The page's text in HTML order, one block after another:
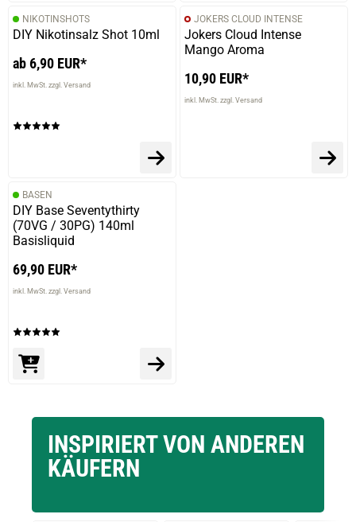
NIKOTINSHOTS
DIY Nikotinsalz Shot 10ml
ab 6,90 EUR*
inkl. MwSt. zzgl. Versand
JOKERS CLOUD INTENSE
Jokers Cloud Intense
Mango Aroma
10,90 EUR*
inkl. MwSt. zzgl. Versand
BASEN
DIY Base Seventythirty
(70VG / 30PG) 140ml
Basisliquid
69,90 EUR*
inkl. MwSt. zzgl. Versand
INSPIRIERT VON ANDEREN
KÄUFERN